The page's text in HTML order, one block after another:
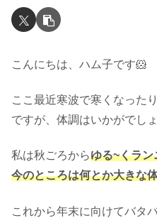
こんにちは、ハム子です🐹
ここ最近寒波で寒くなった
ですが、体調はいかがでし
私は秋ごろからゆる~くラン
今のところは何とか大きな
これから年末に向けてバタ